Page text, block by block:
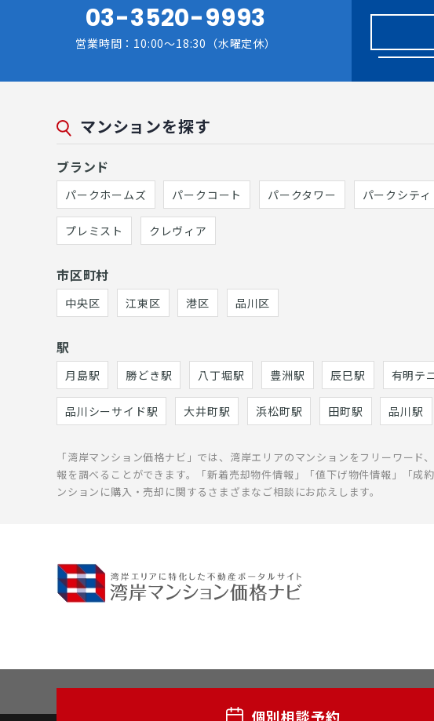
個別相談予約
03-3520-9993
営業時間：10:00～18:30（水曜定休）
マンションを探す
ブランド
パークホームズ パークコート パークタワー パークシティ
プレミスト クレヴィア
市区町村
中央区 江東区 港区 品川区
駅
月島駅 勝どき駅 八丁堀駅 豊洲駅 辰巳駅 有明テ
品川シーサイド駅 大井町駅 浜松町駅 田町駅 品川駅
「湾岸マンション価格ナビ」では、湾岸エリアのマンションをフリーワー
報を調べることができます。「新着売却物件情報」「値下げ物件情報」「
ンションに購入・売却に関するさまざまなご相談にお応えします。